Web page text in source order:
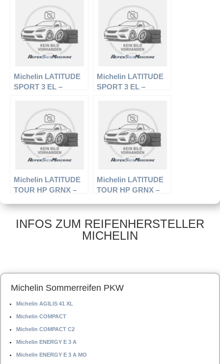
Sommerreifen
Sommerreifen
Michelin LATITUDE
SPORT 3 EL –
Sommerreifen
Michelin LATITUDE
SPORT 3 EL –
Sommerreifen
Michelin LATITUDE
TOUR HP GRNX –
275/70 R16 114H –
Sommerreifen
Michelin LATITUDE
TOUR HP GRNX –
235/65 R17 104V –
Sommerreifen
INFOS ZUM REIFENHERSTELLER
MICHELIN
Michelin Sommerreifen PKW
Michelin AGILIS 41 XL
Michelin COMPACT
Michelin COMPACT C2
Michelin ENERGY E 3 A
Michelin ENERGY E 3 A MO